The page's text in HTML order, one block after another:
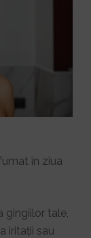
în ziua
gingiilor tale,
iritații sau